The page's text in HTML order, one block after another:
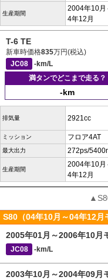
生産期間
2004年10月
4年12月
T-6 TE
新車時価格835万円(税込)
JC08
-km/L
満タンでどこまで走る？
-km
排気量 2921cc
ミッション フロア4AT
最大出力 272ps/
生産期間
2004年10月
4年12月
S80（04年10月～04年12月
2005年01月～2006年10月
JC08 -km/L
2003年10月～2004年09月